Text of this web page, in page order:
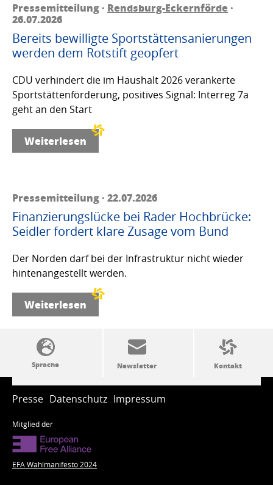
Pressemitteilung · Rendsburg-Eckernförde·
26.07.2026
Bereits bewilligte Sportstättensanierungen
werden dem Rotstift geopfert
CDU verhindert die im Haushalt 2026 verankerte
Sportstättenförderung, positives Signal: Interreg 7a
geht an den Start
Weiterlesen
Pressemitteilung · 22.07.2026
Finanzierungslücke bei Rader Hochbrücke:
Seidler fordert klare Zusage vom Bund
Der Norden darf bei der Infrastruktur nicht wieder
hintenangestellt werden.
Weiterlesen
SSW-Politik von A bis Z
Presse Datenschutz Impressum
Mitglied der
EFA Wahlmanifesto 2024